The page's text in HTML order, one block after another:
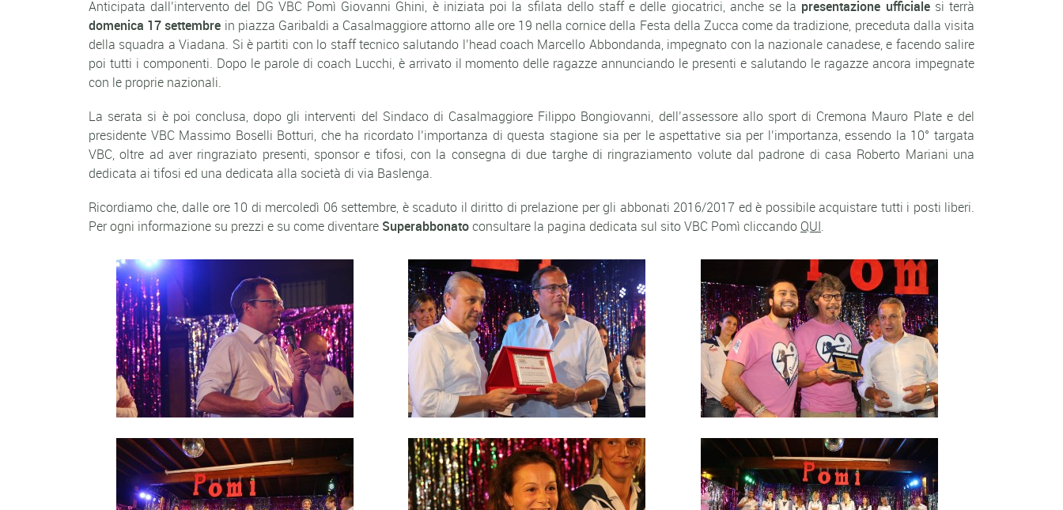
Anticipata dall’intervento del DG VBC Pomì Giovanni Ghini, è iniziata poi la sfilata dello staff e delle giocatrici, anche se la presentazione ufficialesi terrà
domenica 17 settembre in piazza Garibaldi a Casalmaggiore attorno alle ore 19 nella cornice della Festa della Zucca come da tradizione, preceduta dalla visita
della squadra a Viadana. Si è partiti con lo staff tecnico salutando l’head coach Marcello Abbondanda, impegnato con la nazionale canadese, e facendo salire
poi tutti i componenti. Dopo le parole di coach Lucchi, è arrivato il momento delle ragazze annunciando le presenti e salutando le ragazze ancora impegnate
con le proprie nazionali.
La serata si è poi conclusa, dopo gli interventi del Sindaco di Casalmaggiore Filippo Bongiovanni, dell’assessore allo sport di Cremona Mauro Plate e del
presidente VBC Massimo Boselli Botturi, che ha ricordato l’importanza di questa stagione sia per le aspettative sia per l’importanza, essendo la 10° targata
VBC, oltre ad aver ringraziato presenti, sponsor e tifosi, con la consegna di due targhe di ringraziamento volute dal padrone di casa Roberto Mariani una
dedicata ai tifosi ed una dedicata alla società di via Baslenga.
Ricordiamo che, dalle ore 10 di mercoledì 06 settembre, è scaduto il diritto di prelazione per gli abbonati 2016/2017 ed è possibile acquistare tutti i posti liberi.
Per ogni informazione su prezzi e su come diventare Superabbonatoconsultare la pagina dedicata sul sito VBC Pomì cliccando QUI.